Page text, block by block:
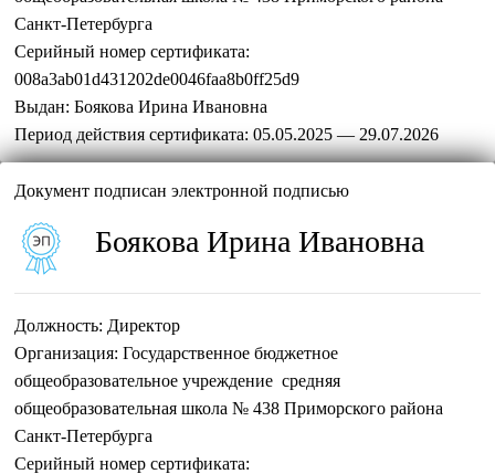
Санкт-Петербурга
Серийный номер сертификата:
008a3ab01d431202de0046faa8b0ff25d9
Выдан: Боякова Ирина Ивановна
Период действия сертификата: 05.05.2025 — 29.07.2026
Документ подписан электронной подписью
Боякова Ирина Ивановна
Должность: Директор
Организация: Государственное бюджетное
общеобразовательное учреждение средняя
общеобразовательная школа № 438 Приморского района
Санкт-Петербурга
Серийный номер сертификата: